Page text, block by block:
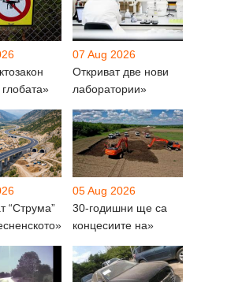
07 Aug 2026
Откриват две нови
лаборатории»
“Струма”
05 Aug 2026
30-годишни ще са
концесиите на»